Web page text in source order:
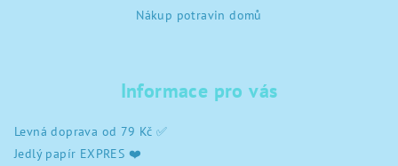
Nákup potravin domů
Informace pro vás
Levná doprava od 79 Kč ✅
Jedlý papír EXPRES ❤️